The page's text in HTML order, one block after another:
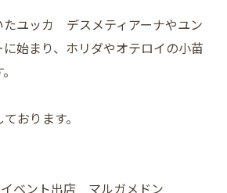
たユッカ デスメティアーナやユン
始まり、ホリダやオテロイの小苗
おります。
ベント出店 マルガメドン